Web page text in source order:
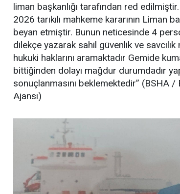
liman başkanlığı tarafından red
2026 tarıkılı mahkeme kararının Liman
beyan etmiştir. Bunun neticesinde 4
dilekçe yazarak sahil güvenlik ve
hukuki haklarını aramaktadır Gemide
bittiğinden dolayı mağdur durumdadır
sonuçlanmasını beklemektedir” (BSHA /
Ajansı)